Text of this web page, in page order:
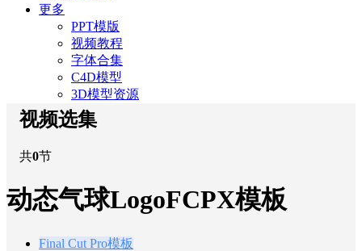
更多
PPT模版
视频教程
字体合集
C4D模型
3D模型资源
视频选集
共0节
动态气球LogoFCPX模板
Final Cut Pro模板